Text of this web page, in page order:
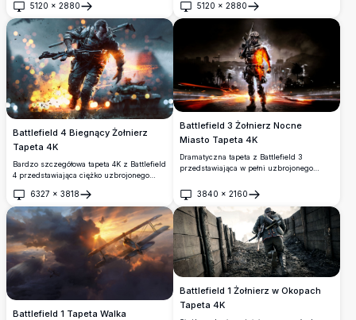
pojazdu opancerzonego na pustynnym
polu bitwy. Samoloty szybują nad
głowami, podczas gdy eksplozje oświetlają
dramatyczny krajobraz, tworząc
intensywną atmosferę walki idealną dla
entuzjastów gier.
5120 × 2880
Otwórz
przebijającego się przez zniszczone
wojną miasto nocą z czołgami,
odrzutowcami i żołnierzami w
dramatycznej, wysokiej rozdzielczości
scenie filmowej.
5120 × 2880
Otwórz
Battlefield 4 Biegnący Żołnierz
Tapeta 4K
Bardzo szczegółowa tapeta 4K z Battlefield
4 przedstawiająca ciężko uzbrojonego
eksplodujące pole bitwy z czołgami i
ogniem w tle, idealna dla entuzjastów gier.
6327 × 3818
Otwórz
Battlefield 3 Żołnierz Nocne
Miasto Tapeta 4K
Dramatyczna tapeta z Battlefield 3
przedstawiająca w pełni uzbrojonego
płonący nocny pejzaż miejski. Świecące
pomarańczowe płomienie i
kinematograficzne oświetlenie tworzą
intensywną atmosferę gamingową w
wysokiej rozdzielczości.
3840 × 2160
Otwórz
Battlefield 1 Tapeta Walka
Battlefield 1 Żołnierz w Okopach
Tapeta 4K